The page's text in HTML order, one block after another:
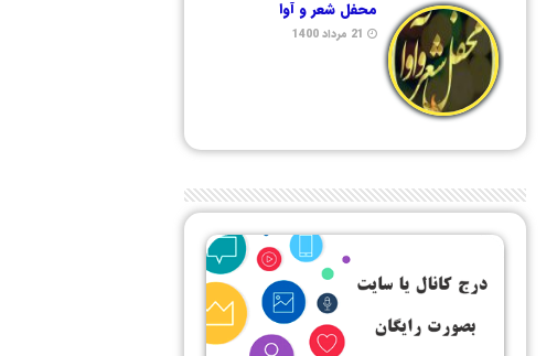
محفل شعر و آوا
21 مرداد 1400